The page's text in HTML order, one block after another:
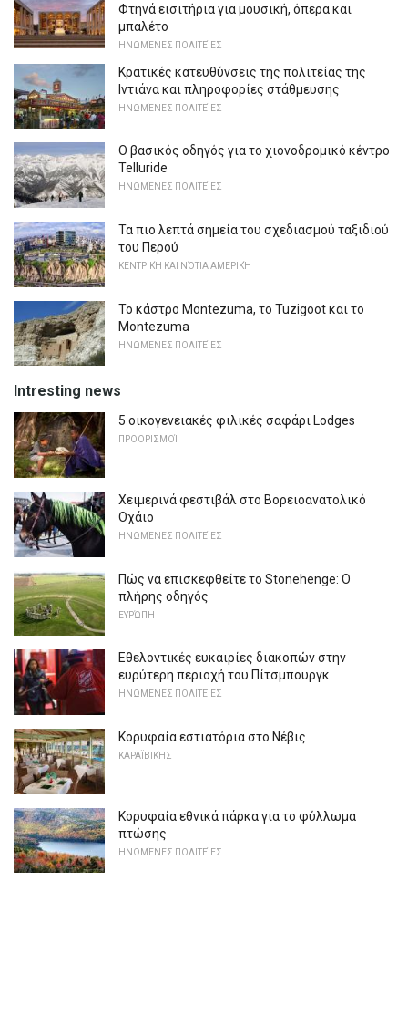
Φτηνά εισιτήρια για μουσική, όπερα και
μπαλέτο
ΗΝΩΜΈΝΕΣ ΠΟΛΙΤΕΊΕΣ
Κρατικές κατευθύνσεις της πολιτείας της
Ιντιάνα και πληροφορίες στάθμευσης
ΗΝΩΜΈΝΕΣ ΠΟΛΙΤΕΊΕΣ
Ο βασικός οδηγός για το χιονοδρομικό κέντρο
Telluride
ΗΝΩΜΈΝΕΣ ΠΟΛΙΤΕΊΕΣ
Τα πιο λεπτά σημεία του σχεδιασμού ταξιδιού
του Περού
ΚΕΝΤΡΙΚΉ ΚΑΙ ΝΌΤΙΑ ΑΜΕΡΙΚΉ
Το κάστρο Montezuma, το Tuzigoot και το
Montezuma
ΗΝΩΜΈΝΕΣ ΠΟΛΙΤΕΊΕΣ
Intresting news
5 οικογενειακές φιλικές σαφάρι Lodges
ΠΡΟΟΡΙΣΜΟΊ
Χειμερινά φεστιβάλ στο Βορειοανατολικό
Οχάιο
ΗΝΩΜΈΝΕΣ ΠΟΛΙΤΕΊΕΣ
Πώς να επισκεφθείτε το Stonehenge: Ο
πλήρης οδηγός
ΕΥΡΏΠΗ
Εθελοντικές ευκαιρίες διακοπών στην
ευρύτερη περιοχή του Πίτσμπουργκ
ΗΝΩΜΈΝΕΣ ΠΟΛΙΤΕΊΕΣ
Κορυφαία εστιατόρια στο Νέβις
ΚΑΡΑΪΒΙΚΉΣ
Κορυφαία εθνικά πάρκα για το φύλλωμα
πτώσης
ΗΝΩΜΈΝΕΣ ΠΟΛΙΤΕΊΕΣ